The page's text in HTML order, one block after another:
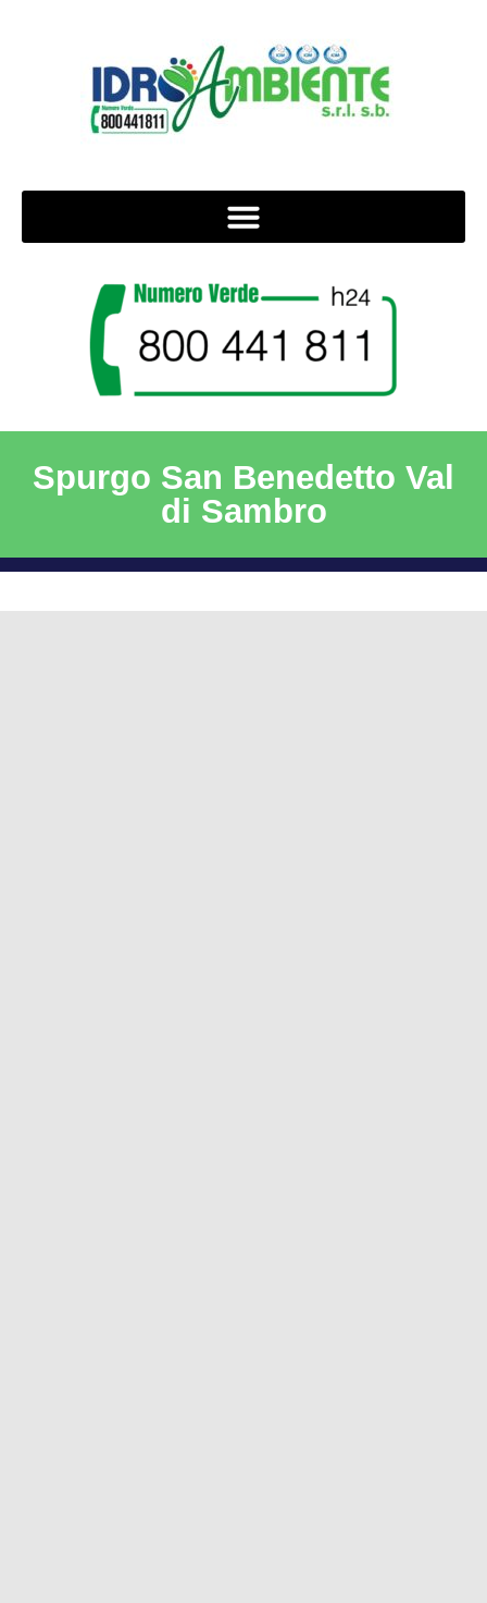
Spurgo San Benedetto Val
di Sambro